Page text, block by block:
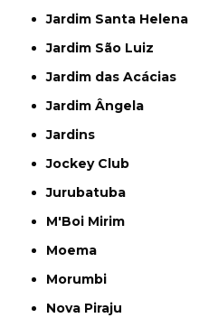
Jardim Santa Helena
Jardim São Luiz
Jardim das Acácias
Jardim Ângela
Jardins
Jockey Club
Jurubatuba
M'Boi Mirim
Moema
Morumbi
Nova Piraju